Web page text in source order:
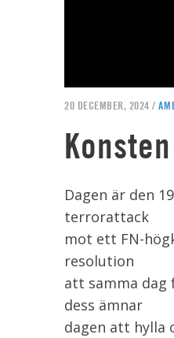
20 DECEMBER, 2024 /
Dagen är den
terrorattack
mot ett FN-
resolution
att samma dag
dess ämnar
dagen att hylla